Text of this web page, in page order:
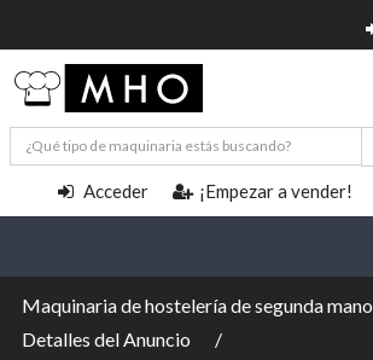
Acceder ¡Empezar a vender!
Maquinaria de hostelería de segunda mano
Detalles del Anuncio